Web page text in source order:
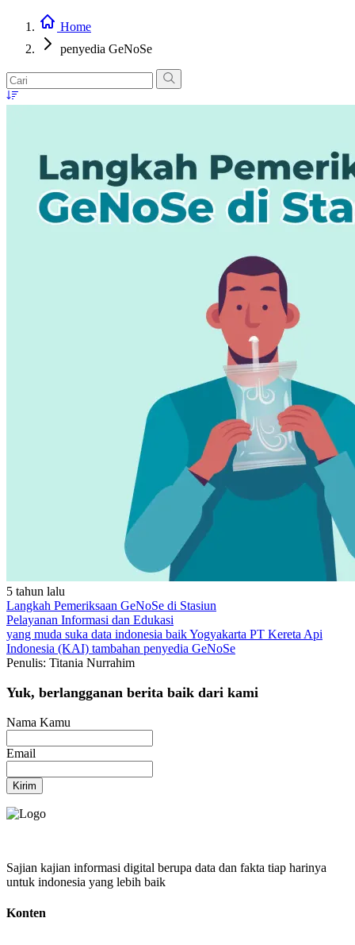
Home
penyedia GeNoSe
5 tahun lalu
Langkah Pemeriksaan GeNoSe di Stasiun
Pelayanan Informasi dan Edukasi
yang muda suka data indonesia baikYogyakarta PT Kereta Api
Indonesia (KAI) tambahan penyedia GeNoSe
Penulis: Titania Nurrahim
Yuk, berlangganan berita baik dari kami
Nama Kamu
Email
Kirim
Sajian kajian informasi digital berupa data dan fakta tiap harinya
untuk indonesia yang lebih baik
Konten